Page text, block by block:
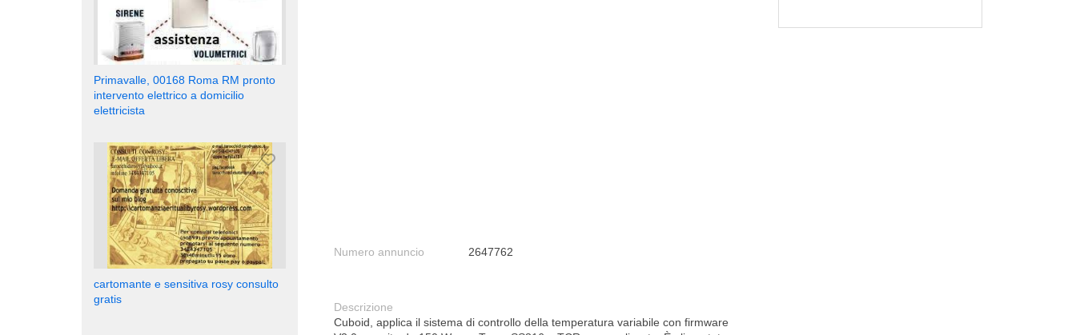
Numero annuncio 2647762
Descrizione
Cuboid, applica il sistema di controllo della temperatura variabile con firmware
Primavalle, 00168 Roma RM pronto
intervento elettrico a domicilio
elettricista
cartomante e sensitiva rosy consulto
gratis